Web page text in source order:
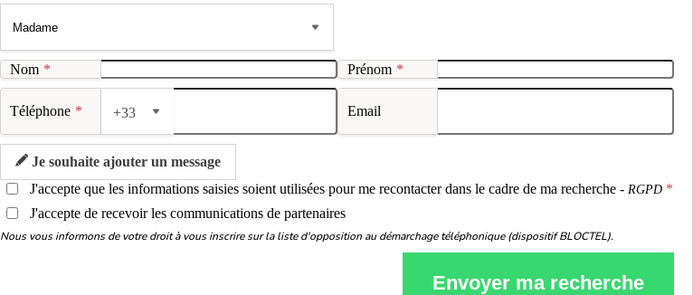
Nom * Prénom *
Téléphone * +33 Email
Je souhaite ajouter un message
J'accepte que les informations saisies soient utilisées pour me recontacter dans le cadre de ma recherche - RGPD
J'accepte de recevoir les communications de partenaires
Nous vous informons de votre droit à vous inscrire sur la liste d'opposition au démarchage téléphonique (dispositif BLOCTEL).
Envoyer ma recherche